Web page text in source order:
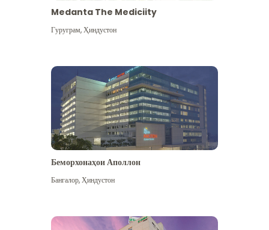
Бештар дидан
Medanta The Mediciity
Гуруграм,Ҳиндустон
Беморхонаҳои Аполлон
Бангалор,Ҳиндустон